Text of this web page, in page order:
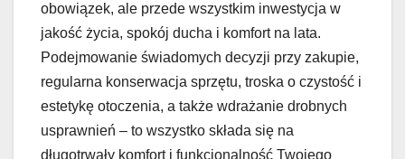
obowiązek, ale przede wszystkim inwestycja w
jakość życia, spokój ducha i komfort na lata.
Podejmowanie świadomych decyzji przy zakupie,
regularna konserwacja sprzętu, troska o czystość i
estetykę otoczenia, a także wdrażanie drobnych
usprawnień – to wszystko składa się na
długotrwały komfort i funkcjonalność Twojego